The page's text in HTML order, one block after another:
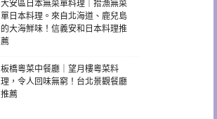
大安區日本無菜單料理｜拾漁無菜
單日本料理。來自北海道、鹿兒島
的大海鮮味！信義安和日本料理推
薦
板橋粵菜中餐廳｜望月樓粵菜料
理，令人回味無窮！台北景觀餐廳
推薦